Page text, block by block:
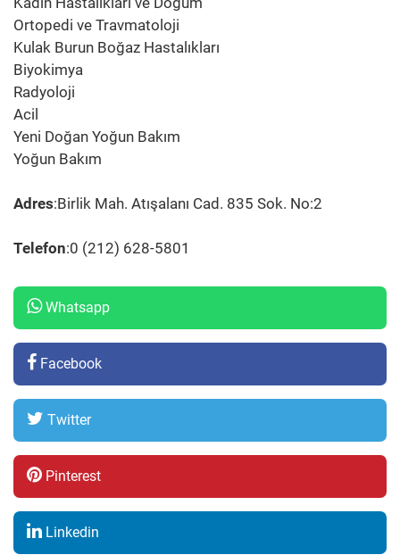
Ortopedi ve Travmatoloji
Kulak Burun Boğaz Hastalıkları
Biyokimya
Radyoloji
Acil
Yeni Doğan Yoğun Bakım
Yoğun Bakım
Adres:Birlik Mah. Atışalanı Cad. 835 Sok. No:2
Telefon:0 (212) 628-5801
Whatsapp
Facebook
Twitter
Pinterest
Linkedin